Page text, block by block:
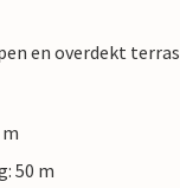
en overdekt terras
50 m